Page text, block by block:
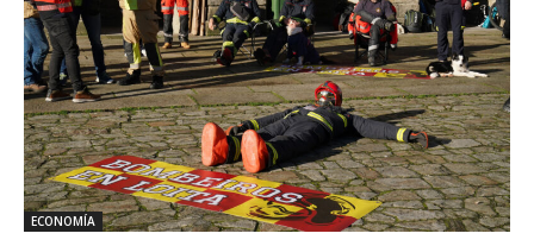
ECONOMÍA